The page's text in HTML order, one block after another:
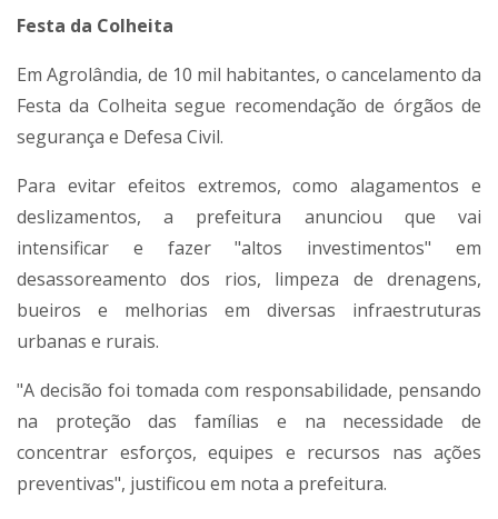
Festa da Colheita
Em Agrolândia, de 10 mil habitantes, o cancelamento da
Festa da Colheita segue recomendação de órgãos de
segurança e Defesa Civil.
Para evitar efeitos extremos, como alagamentos e
deslizamentos, a prefeitura anunciou que vai
intensificar e fazer "altos investimentos" em
desassoreamento dos rios, limpeza de drenagens,
bueiros e melhorias em diversas infraestruturas
urbanas e rurais.
"A decisão foi tomada com responsabilidade, pensando
na proteção das famílias e na necessidade de
concentrar esforços, equipes e recursos nas ações
preventivas", justificou em nota a prefeitura.